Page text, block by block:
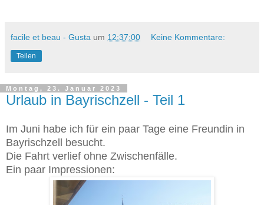
facile et beau - Gusta um 12:37:00 Keine Kommentare:
Teilen
Montag, 23. Januar 2023
Urlaub in Bayrischzell - Teil 1
Im Juni habe ich für ein paar Tage eine Freundin in
Bayrischzell besucht.
Die Fahrt verlief ohne Zwischenfälle.
Ein paar Impressionen: